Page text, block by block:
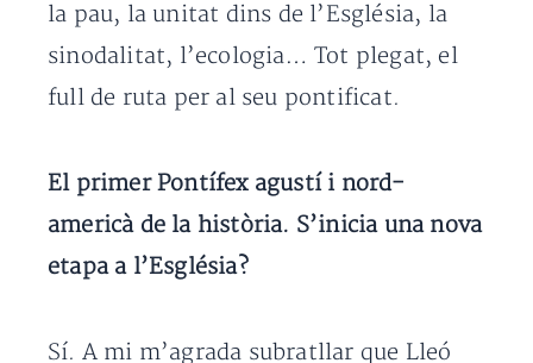
la pau, la unitat dins de l’Església, la
sinodalitat, l’ecologia… Tot plegat, el
full de ruta per al seu pontificat.
El primer Pontífex agustí i nord-
americà de la història. S’inicia una nova
etapa a l’Església?
Sí. A mi m’agrada subratllar que Lleó